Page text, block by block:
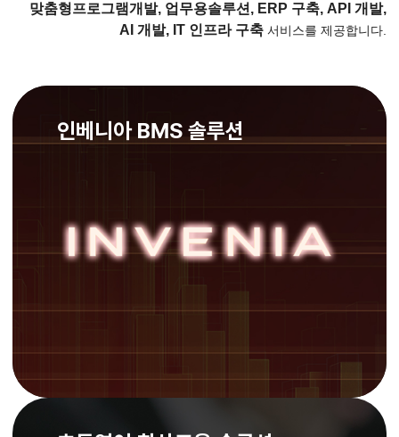
맞춤형프로그램개발, 업무용솔루션, ERP 구축, API 개발,
AI 개발, IT 인프라 구축 서비스를 제공합니다.
인베니아 BMS 솔루션